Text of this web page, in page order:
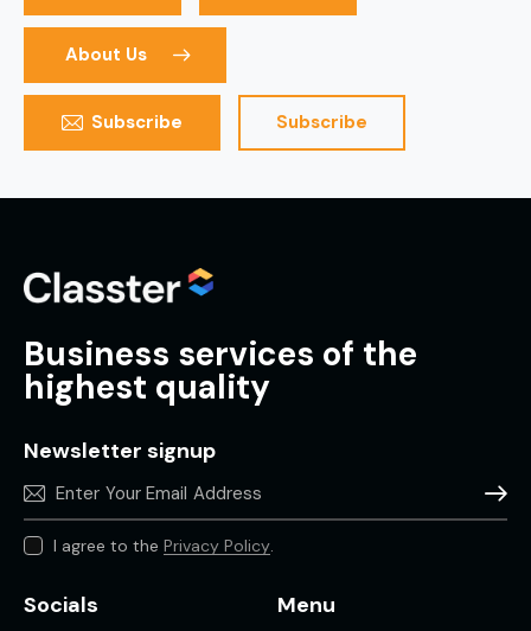
About Us
Subscribe Subscribe
Business services of the
highest quality
Newsletter signup
I agree to the Privacy Policy.
Socials Menu